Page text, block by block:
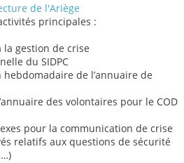
de l'Ariège
principales :
gestion de crise
du SIDPC
de l’annuaire de
des volontaires pour le COD
pour la communication de crise
relatifs aux questions de sécurité